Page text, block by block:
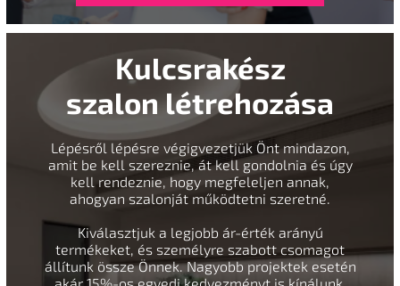
Kulcsrakész
szalon létrehozása
Lépésről lépésre végigvezetjük Önt mindazon,
amit be kell szereznie, át kell gondolnia és úgy
kell rendeznie, hogy megfeleljen annak,
ahogyan szalonját működtetni szeretné.
Kiválasztjuk a legjobb ár-érték arányú
termékeket, és személyre szabott csomagot
állítunk össze Önnek. Nagyobb projektek esetén